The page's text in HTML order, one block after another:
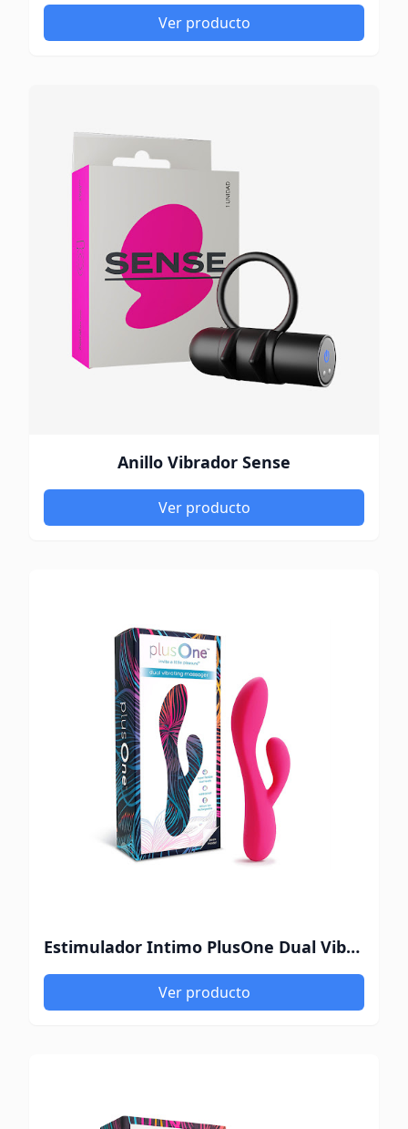
Ver producto
Anillo Vibrador Sense
Ver producto
Estimulador Intimo PlusOne Dual Vibrating
Ver producto